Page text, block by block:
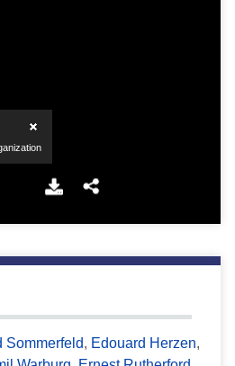
Sommerfeld, Edouard Herzen,